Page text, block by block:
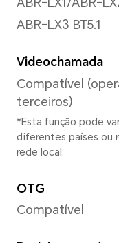
Foto,
lapso de